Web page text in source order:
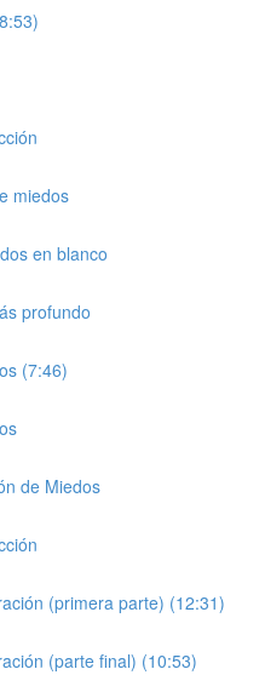
miedos
en blanco
profundo
(7:46)
de Miedos
(primera parte) (12:31)
(parte final) (10:53)